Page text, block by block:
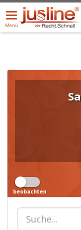
Menü
öffnen/schließen
Menü
ALLE
beobachten